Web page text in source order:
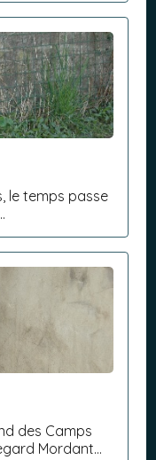
avec la
le temps passe
des Camps
Mordant